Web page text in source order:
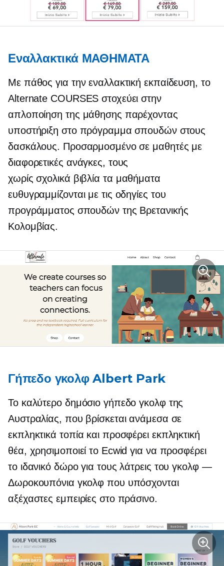
Εναλλακτικά ΜΑΘΗΜΑΤΑ
Με πάθος για την εναλλακτική εκπαίδευση, το
Alternate COURSES στοχεύει στην
απλοποίηση της μάθησης παρέχοντας
υποστήριξη στο πρόγραμμα σπουδών στους
δασκάλους. Προσαρμοσμένο σε μαθητές με
διαφορετικές ανάγκες, τους
χωρίς σχολικά βιβλία τα μαθήματα
ευθυγραμμίζονται με τις οδηγίες του
προγράμματος σπουδών της Βρετανικής
Κολομβίας.
Γήπεδο γκολφ Albert Park
Το καλύτερο δημόσιο γήπεδο γκολφ της
Αυστραλίας, που βρίσκεται ανάμεσα σε
εκπληκτικά τοπία και προσφέρει εκπληκτική
θέα, χρησιμοποιεί το Ecwid για να προσφέρει
το ιδανικό δώρο για τους λάτρεις του γκολφ —
Δωροκουπόνια γκολφ που υπόσχονται
αξέχαστες εμπειρίες στο πράσινο.